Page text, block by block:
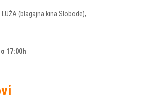
(blagajna kina Slobode),
17:00h